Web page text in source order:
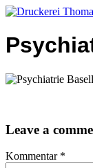
Leave a
Kommentar *